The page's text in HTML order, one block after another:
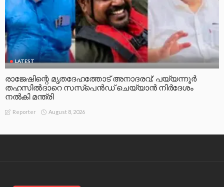
LATEST
രാജേഷിന്റെ മൃതദേഹത്തോട് അനാദരവ്: പയ്യന്നൂർ
തഹസിൽദാറെ സസ്പെൻഡ് ചെയ്യാൻ നിർദേശം
നൽകി മന്ത്രി
Reporter August 8, 2026